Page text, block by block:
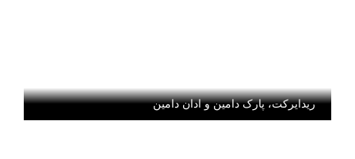
ریدایرکت، پارک دامین و ادان دامین